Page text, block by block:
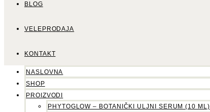
BLOG
VELEPRODAJA
KONTAKT
NASLOVNA
SHOP
PROIZVODI
PHYTOGLOW – BOTANIČKI ULJNI SERUM (10 ML)